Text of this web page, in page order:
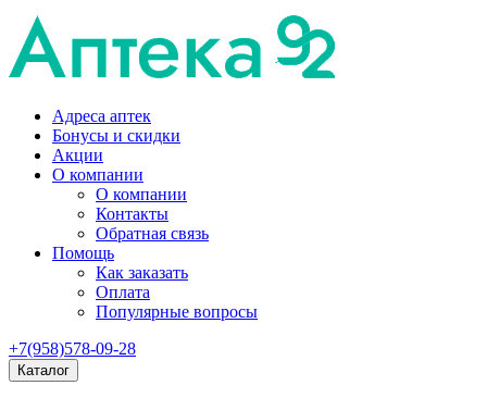
Адреса аптек
Бонусы и скидки
Акции
О компании
О компании
Контакты
Обратная связь
Помощь
Как заказать
Оплата
Популярные вопросы
+7(958)578-09-28
Каталог